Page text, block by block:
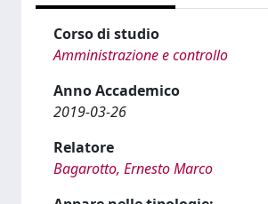
Corso di studio
Amministrazione e controllo
Anno Accademico
2019-03-26
Relatore
Bagarotto, Ernesto Marco